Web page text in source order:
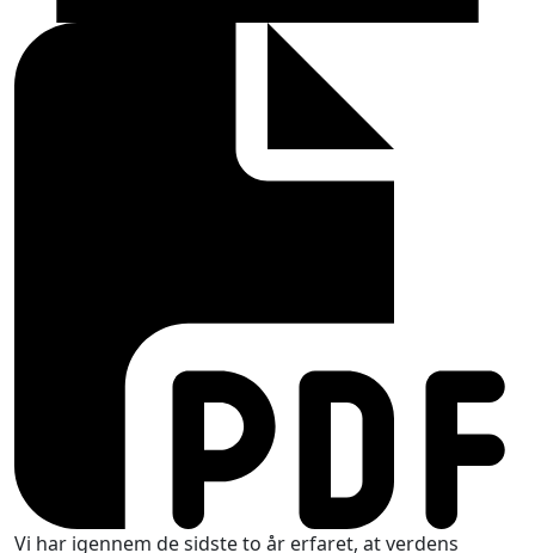
Vi har igennem de sidste to år erfaret, at verdens